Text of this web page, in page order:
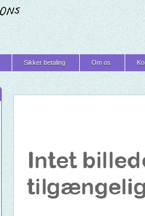
Sikker betaling Om os